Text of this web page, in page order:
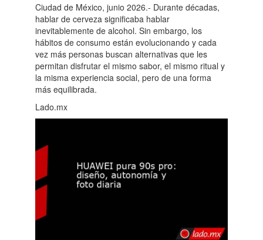
Ciudad de México, junio 2026.- Durante décadas,
hablar de cerveza significaba hablar
inevitablemente de alcohol. Sin embargo, los
hábitos de consumo están evolucionando y cada
vez más personas buscan alternativas que les
permitan disfrutar el mismo sabor, el mismo ritual y
la misma experiencia social, pero de una forma
más equilibrada.
Lado.mx